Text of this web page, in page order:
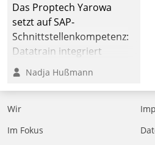
Das Proptech Yarowa
setzt auf SAP-
Schnittstellenkompetenz:
Datatrain integriert
Yarowas Portal zur
Vergabe und Verwaltung
von Aufträgen der
operativen
Instandhaltung in die
Nadja Hußmann
Wir
Im Fokus